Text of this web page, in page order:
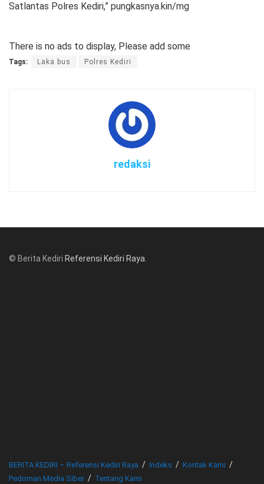
Satlantas Polres Kediri,” pungkasnya.kin/mg
There is no ads to display, Please add some
Tags: Laka bus Polres Kediri
redaksi
© Berita Kediri Referensi Kediri Raya
BERITA KEDIRI – Referensi Kediri Raya Indeks
Kontak Kami
Pedoman Media Siber
Tentang Kami